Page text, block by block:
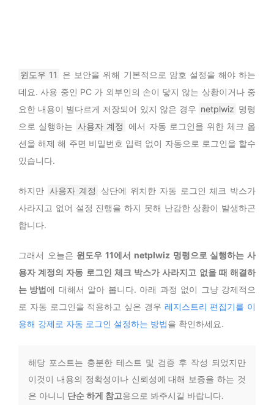
윈도우 11
은 보안을 위해 기본적으로 암호 설정을 해야 하는
데요. 사용 중인 PC 가 외부인의 손이 닿지 않는 상황이거나 중
요한 내용이 별다르게 저장되어 있지 않은 경우 netplwiz 명령
으로 실행하는 사용자 계정
에서 자동 로그인을 위한 체크 옵
션을 해제 해 주면 비밀번호 입력 없이 자동으로 로그인을 할수
있습니다.
하지만 사용자 계정
상단에 위치한 자동 로그인 체크 박스가
사라지고 없어 설정 진행을 하지 못해 난감한 상황이 발생하곤
합니다.
그래서 오늘은 윈도우 11에서 netplwiz 명령으로 실행하는 사
용자 계정의 자동 로그인 체크 박스가 사라지고 없을 때 해결하
는 방법에 대해서 알아 봅니다. 아래 과정 없이 그냥 강제적으
로 자동 로그인을 적용하고 싶은 경우 레지스트리 편집기를 이
용해 강제로 자동 로그인 설정하는 방법을 확인하세요.
해당 포스트는 충분한 테스트 및 검증 후 작성 되었지만
이것이 내용의 정확성이나 신뢰성에 대해 보증을 하는 것
은 아니니 단순 하게 참고용으로 봐주시길 바랍니다.